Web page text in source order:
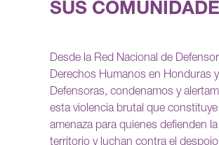
SUS
Desde la Red Nacional de
Derechos Humanos en Honduras
Defensoras, condenamos y
esta violencia brutal que
amenaza para quienes defienden la